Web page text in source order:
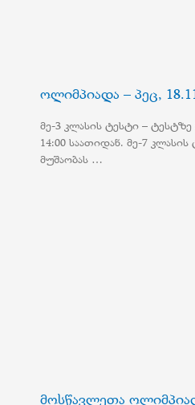
ოლიმპიადა – პეც,
მე-3 კლასის ტესტი –
14:00 საათიდან. მე-7
მუშაობას …
მოსწავლეთა